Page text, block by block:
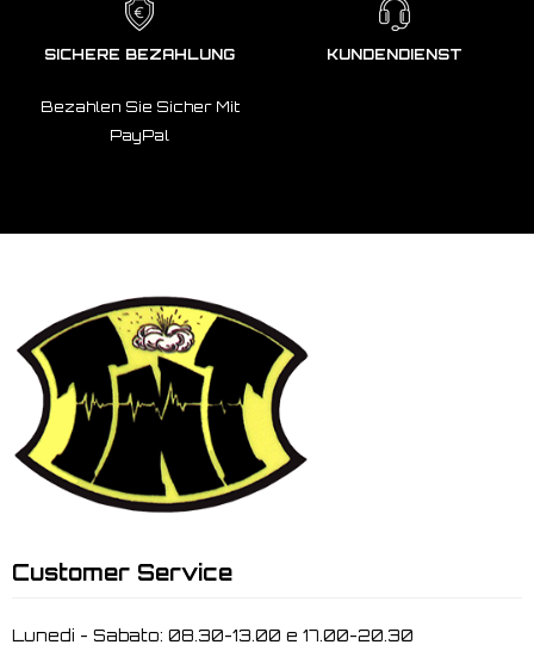
SICHERE BEZAHLUNG
Bezahlen Sie Sicher Mit
PayPal
KUNDENDIENST
Customer Service
Lunedi - Sabato: 08.30-13.00 e 17.00-20.30